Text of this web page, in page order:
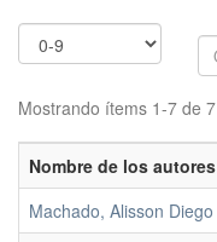
Mostrando ítems 1-7 de 7
Nombre de los autores
Machado, Alisson Diego